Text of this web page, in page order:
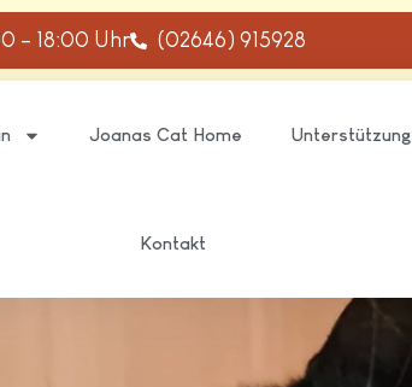
– 18:00 Uhr (02646) 915928
Joanas Cat Home Unterstützung
Kontakt